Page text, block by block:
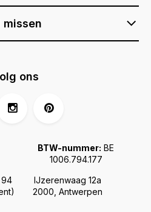
IJzerenwaag 12a
2000, Antwerpen
BTW-nummer: BE
1006.794.177
ons